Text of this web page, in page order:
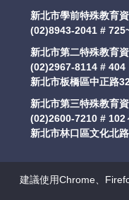
新北市學前特殊教育
(02)8943-2041 #
新北市第二特殊教育
(02)2967-8114 # 404
新北市板橋區中正路
新北市第三特殊教育
(02)2600-7210 # 102
新北市林口區文化北
建議使用Chrome、